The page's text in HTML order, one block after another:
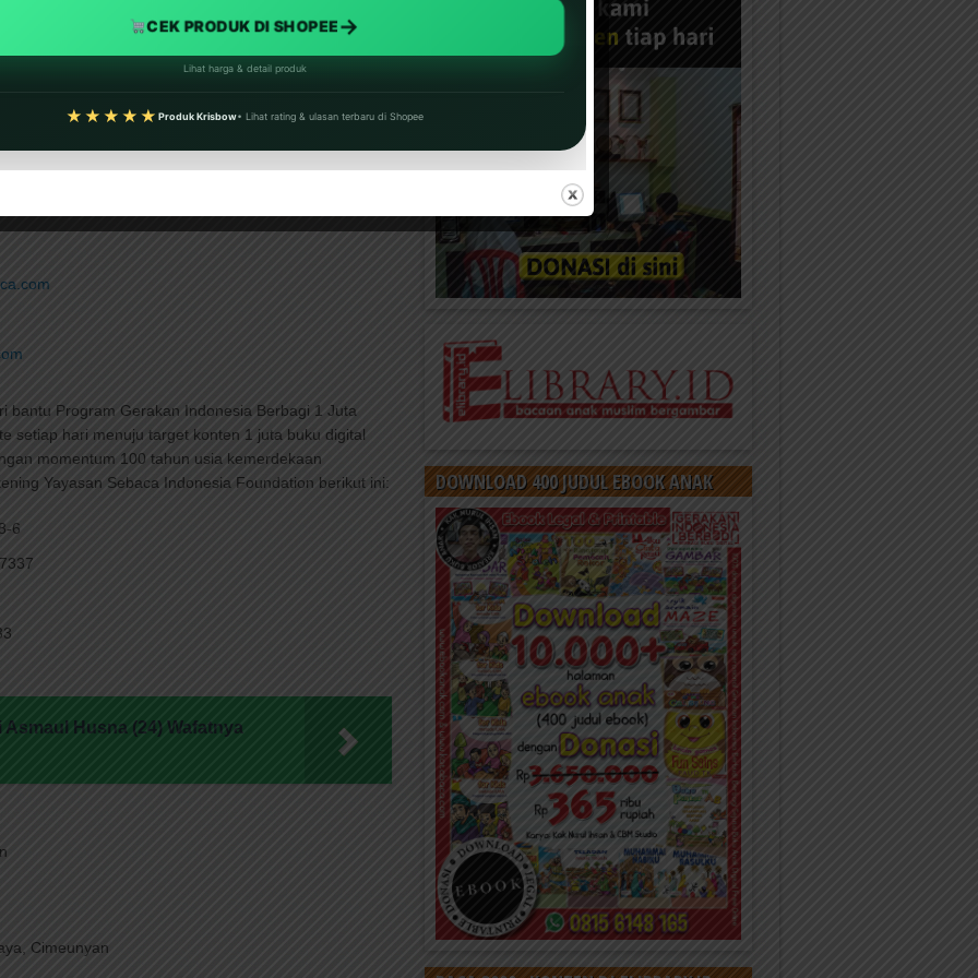
bantu Program Gerakan Indonesia Berbagi 1 Juta
setiap hari menuju target konten 1 juta buku digital
momentum 100 tahun usia kemerdekaan
Yayasan Sebaca Indonesia Foundation berikut ini:
6
Asmaul Husna (24) Wafatnya
Cimeunyan
DOWNLOAD 400 JUDUL EBOOK ANAK
CEK PRODUK DI SHOPEE→
Lihat harga & detail produk
★★★★★ Produk Krisbow• Lihat rating & ulasan terbaru di Shopee